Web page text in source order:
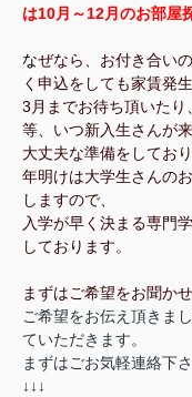
は10月～12月のお部屋
なぜなら、お付き合い
く申込をしても家賃発
3月までお待ち頂いた
等、いつ新入生さんが
大丈夫な準備をしており
年明けは大学生さんの
しますので、
入学が早く決まる専門
しております。
まずはご希望をお聞かせ
ご希望をお伝え頂きま
ていただきます。
まずはごお気軽連絡下さ
↓↓↓